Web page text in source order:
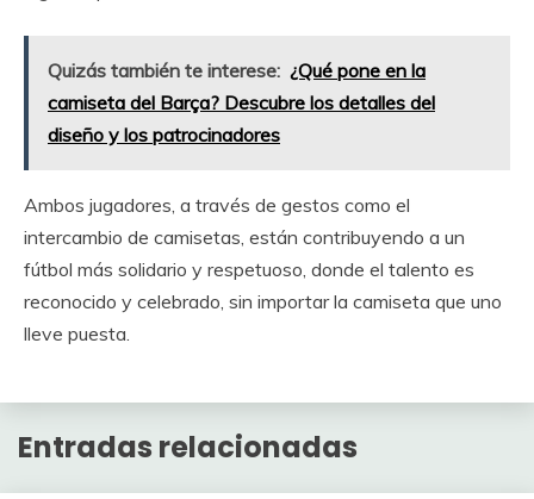
Quizás también te interese: ¿Qué pone en la
camiseta del Barça? Descubre los detalles del
diseño y los patrocinadores
Ambos jugadores, a través de gestos como el
intercambio de camisetas, están contribuyendo a un
fútbol más solidario y respetuoso, donde el talento es
reconocido y celebrado, sin importar la camiseta que uno
lleve puesta.
Entradas relacionadas